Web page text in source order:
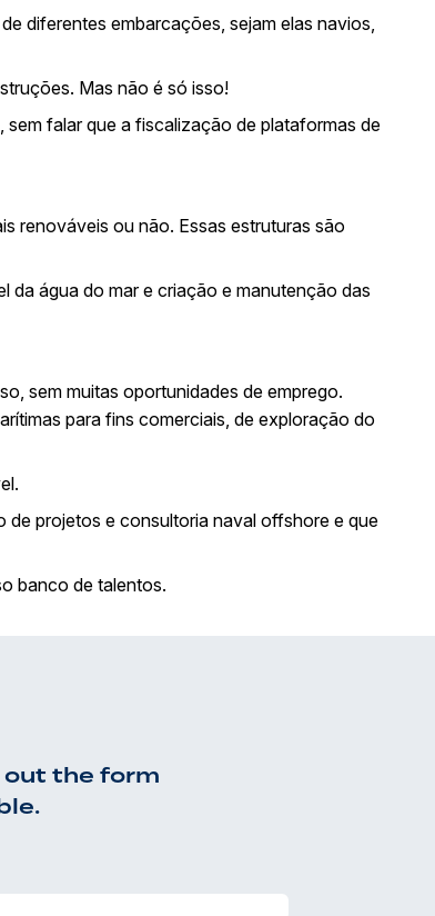
diferentes embarcações, sejam elas navios,
Mas não é só isso!
falar que a fiscalização de plataformas de
renováveis ou não. Essas estruturas são
da água do mar e criação e manutenção das
sem muitas oportunidades de emprego.
para fins comerciais, de exploração do
de projetos e consultoria naval offshore e que
banco de talentos.
out the form